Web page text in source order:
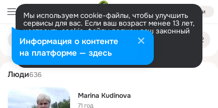
Войти
Мы используем cookie-файлы, чтобы улучшить
сервисы для вас. Если ваш возраст менее 13 лет,
настроить cookie-файлы должен ваш законный
представитель. Больше информации
Разрешить все Настроить
Поиск
людям
marina kudinova
Люди636
Marina Kudinova
71 год
Информация о контенте
на платформе — здесь